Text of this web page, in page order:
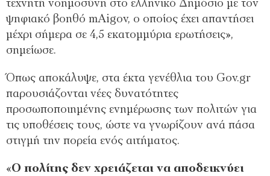
τεχνητή νοημοσύνη στο ελληνικό Δημόσιο με τον
ψηφιακό βοηθό mAigov, ο οποίος έχει απαντήσει
μέχρι σήμερα σε 4,5 εκατομμύρια ερωτήσεις»,
σημείωσε.
Όπως αποκάλυψε, στα έκτα γενέθλια του Gov.gr
παρουσιάζονται νέες δυνατότητες
προσωποποιημένης ενημέρωσης των πολιτών για
τις υποθέσεις τους, ώστε να γνωρίζουν ανά πάσα
στιγμή την πορεία ενός αιτήματος.
«Ο πολίτης δεν χρειάζεται να αποδεικνύει